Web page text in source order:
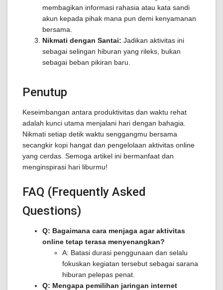
membagikan informasi rahasia atau kata sandi
akun kepada pihak mana pun demi kenyamanan
bersama.
Nikmati dengan Santai: Jadikan aktivitas ini
sebagai selingan hiburan yang rileks, bukan
sebagai beban pikiran baru.
Penutup
Keseimbangan antara produktivitas dan waktu rehat
adalah kunci utama menjalani hari dengan bahagia.
Nikmati setiap detik waktu senggangmu bersama
secangkir kopi hangat dan pengelolaan aktivitas online
yang cerdas. Semoga artikel ini bermanfaat dan
menginspirasi hari liburmu!
FAQ (Frequently Asked
Questions)
Q: Bagaimana cara menjaga agar aktivitas
online tetap terasa menyenangkan?
A: Batasi durasi penggunaan dan selalu
fokuskan kegiatan tersebut sebagai sarana
hiburan pelepas penat.
Q: Mengapa pemilihan jaringan internet